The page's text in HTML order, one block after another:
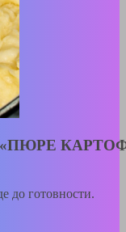
до готовности.